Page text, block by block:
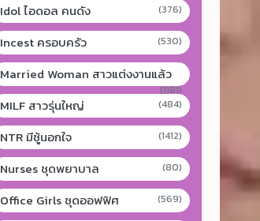
Idol ไอดอล คนดัง (376)
Incest ครอบครัว (530)
Married Woman สาวแต่งงานแล้ว
(1181)
MILF สาวรุ่นใหญ่ (484)
NTR มีชู้นอกใจ (1412)
Nurses ชุดพยาบาล (80)
Office Girls ชุดออฟฟิศ (569)